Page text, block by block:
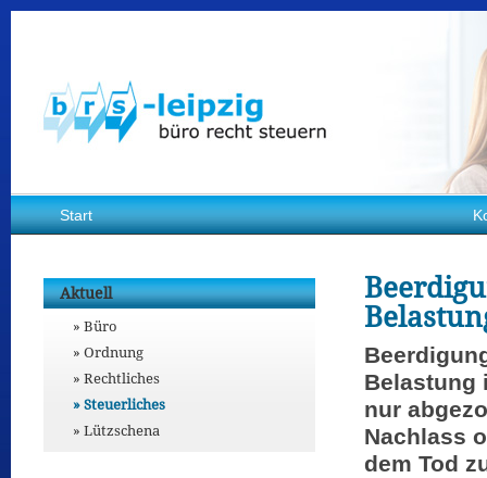
Start
Belastung
nur
Nachlass
dem Tod
Aktuell
Büro
Ordnung
Rechtliches
Steuerliches
Lützschena